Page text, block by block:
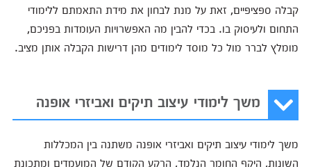
קבלה ספציפיים, זאת על מנת לבחון את מידת התאמתם ללימודי
התחום ולעיסוק בו. בכדי להבין מה האפשרויות העומדות בפניכם,
מומלץ לברר מול כל מוסד לימודים מהן דרישות הקבלה אותן מציב.
משך לימודי עיצוב תיקים ואביזרי אופנה
משך לימודי עיצוב תיקים ואביזרי אופנה משתנה בין המכללות
השונות, היקף החומר הנלמד, הרקע הקודם של המועמדים ומתכונת